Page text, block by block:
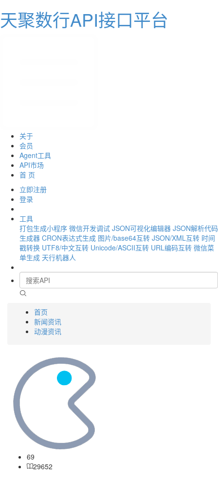
天聚数行API接口平台
关于
会员
Agent工具
API市场
首 页
立即注册
登录
工具
打包生成小程序 微信开发调试 JSON可视化编辑器 JSON解析代码
生成器 CRON表达式生成 图片/base64互转 JSON/XML互转 时间
戳转换 UTF8/中文互转 Unicode/ASCII互转 URL编码互转 微信菜
单生成 天行机器人
首页
新闻资讯
动漫资讯
69
29652